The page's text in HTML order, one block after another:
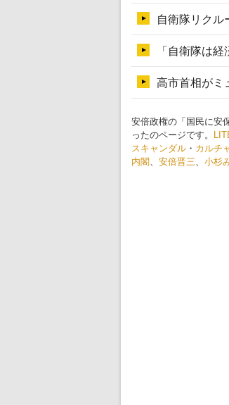
安倍政権の「国民に安
ったのページです。
スキャンダル ・ カルチ
内閣、 安倍晋三、 小杉